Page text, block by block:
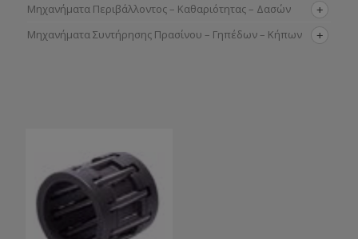
Μηχανήματα Περιβάλλοντος – Καθαριότητας – Δασών
Μηχανήματα Συντήρησης Πρασίνου – Γηπέδων – Κήπων